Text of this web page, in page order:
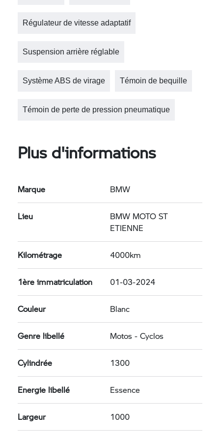
Régulateur de vitesse adaptatif
Suspension arrière réglable
Système ABS de virage Témoin de bequille
Témoin de perte de pression pneumatique
Plus d'informations
Marque BMW
Lieu
BMW MOTO ST
ETIENNE
Kilométrage 4000km
1ère immatriculation 01-03-2024
Couleur Blanc
Genre libellé Motos - Cyclos
Cylindrée 1300
Energie libellé Essence
Largeur 1000